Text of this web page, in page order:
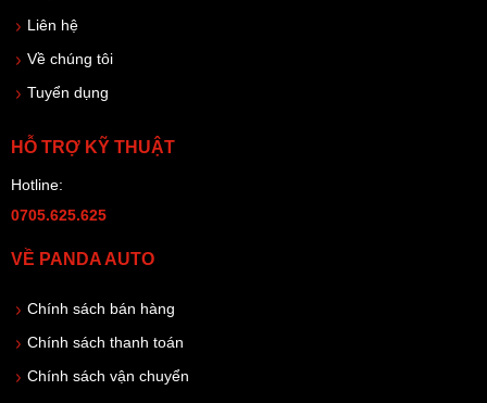
Liên hệ
Về chúng tôi
Tuyển dụng
HỖ TRỢ KỸ THUẬT
Hotline:
0705.625.625
VỀ PANDA AUTO
Chính sách bán hàng
Chính sách thanh toán
Chính sách vận chuyển